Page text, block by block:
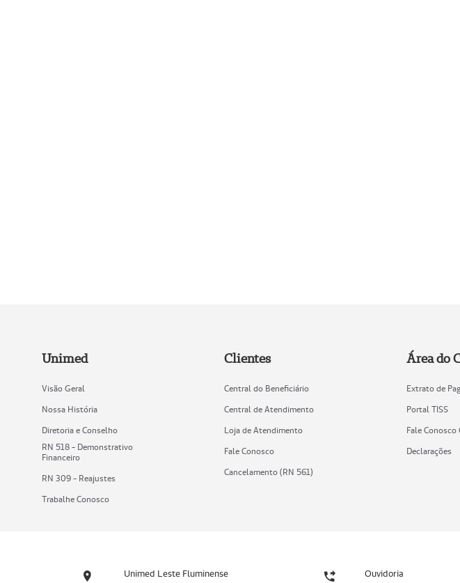
Unimed
Visão Geral
Nossa História
Diretoria e Conselho
RN 518 - Demonstrativo
Financeiro
RN 309 - Reajustes
Trabalhe Conosco
Clientes
Central do Beneficiário
Central de Atendimento
Loja de Atendimento
Fale Conosco
Cancelamento (RN 561)
Área do
Extrato de
Portal TISS
Fale Conosco
Declarações
Unimed Leste Fluminense Ouvidoria